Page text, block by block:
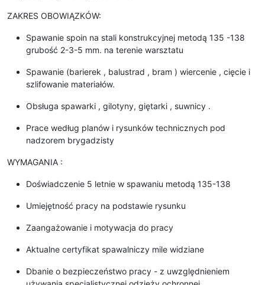
ZAKRES OBOWIĄZKÓW:
Spawanie spoin na stali konstrukcyjnej metodą 135 -138
grubość 2-3-5 mm. na terenie warsztatu
Spawanie (barierek , balustrad , bram ) wiercenie , cięcie i
szlifowanie materiałów.
Obsługa spawarki , gilotyny, giętarki , suwnicy .
Prace według planów i rysunków technicznych pod
nadzorem brygadzisty
WYMAGANIA :
Doświadczenie 5 letnie w spawaniu metodą 135-138
Umiejętność pracy na podstawie rysunku
Zaangażowanie i motywacja do pracy
Aktualne certyfikat spawalniczy mile widziane
Dbanie o bezpieczeństwo pracy - z uwzględnieniem